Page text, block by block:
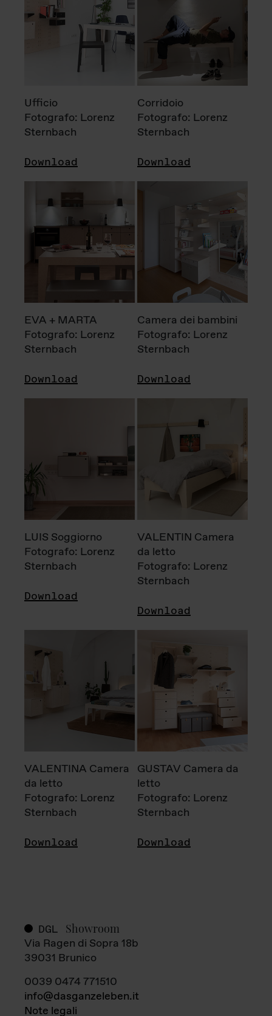
Ufficio
Fotografo: Lorenz
Sternbach
Download
Corridoio
Fotografo: Lorenz
Sternbach
Download
EVA + MARTA
Fotografo: Lorenz
Sternbach
Download
Camera dei bambini
Fotografo: Lorenz
Sternbach
Download
LUIS Soggiorno
Fotografo: Lorenz
Sternbach
Download
VALENTIN Camera
da letto
Fotografo: Lorenz
Sternbach
Download
VALENTINA Camera
da letto
Fotografo: Lorenz
Sternbach
Download
GUSTAV Camera da
letto
Fotografo: Lorenz
Sternbach
Download
DGL Showroom
Via Ragen di Sopra 18b
39031 Brunico
0039 0474 771510
info@dasganzeleben.it
Note legali